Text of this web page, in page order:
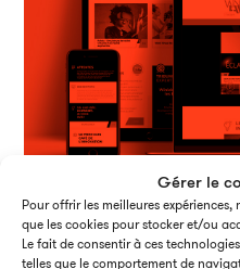
Gérer le
Pour offrir les meilleures
que les cookies pour stocker et/ou
Le fait de consentir à ces
telles que le comportement de